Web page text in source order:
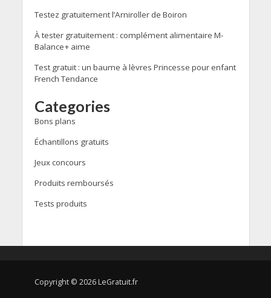
Testez gratuitement l’Arniroller de Boiron
À tester gratuitement : complément alimentaire M-
Balance+ aime
Test gratuit : un baume à lèvres Princesse pour enfant
French Tendance
Categories
Bons plans
Échantillons gratuits
Jeux concours
Produits remboursés
Tests produits
Copyright © 2026 LeGratuit.fr